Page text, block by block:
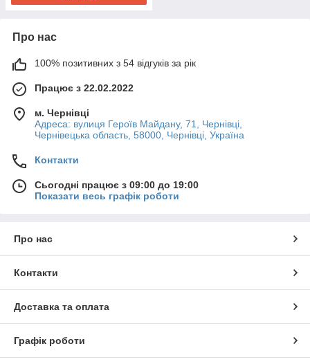
Про нас
100% позитивних з 54 відгуків за рік
Працює з 22.02.2022
м. Чернівці
Адреса: вулиця Героїв Майдану, 71, Чернівці,
Чернівецька область, 58000, Чернівці, Україна
Контакти
Сьогодні працює з 09:00 до 19:00
Показати весь графік роботи
Про нас
Контакти
Доставка та оплата
Графік роботи